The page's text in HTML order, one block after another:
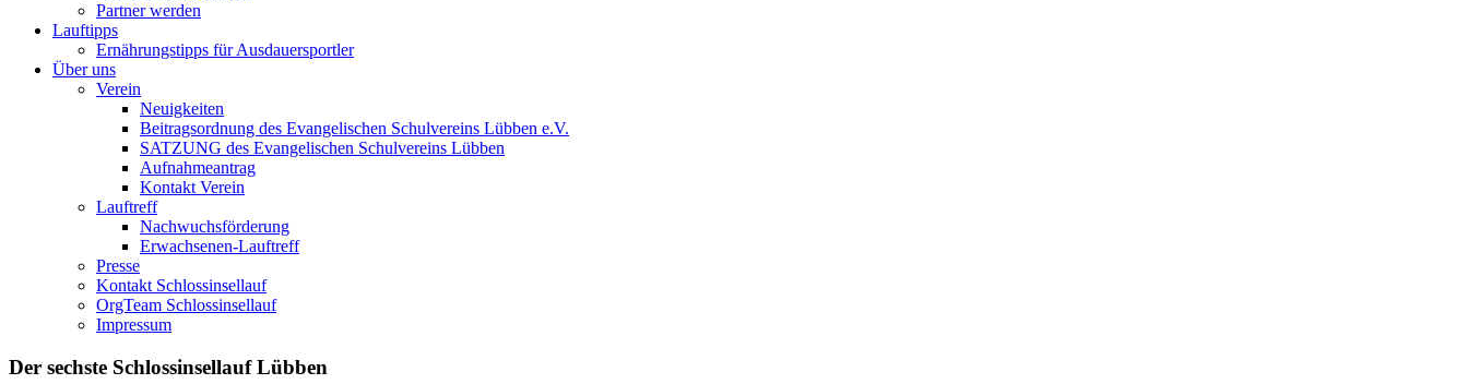
Partner werden
Lauftipps
Ernährungstipps für Ausdauersportler
Über uns
Verein
Neuigkeiten
Beitragsordnung des Evangelischen Schulvereins Lübben e.V.
SATZUNG des Evangelischen Schulvereins Lübben
Aufnahmeantrag
Kontakt Verein
Lauftreff
Nachwuchsförderung
Erwachsenen-Lauftreff
Presse
Kontakt Schlossinsellauf
OrgTeam Schlossinsellauf
Impressum
Der sechste Schlossinsellauf Lübben